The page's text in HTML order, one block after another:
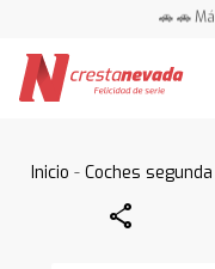
🚗 🚗
Inicio -Coches
Share